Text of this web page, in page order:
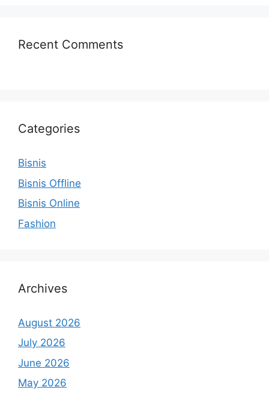
Recent Comments
Categories
Bisnis
Bisnis Offline
Bisnis Online
Fashion
Archives
August 2026
July 2026
June 2026
May 2026